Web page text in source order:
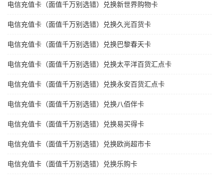
电信充值卡（面值千万别选错）兑换新世界购物卡
电信充值卡（面值千万别选错）兑换久光百货卡
电信充值卡（面值千万别选错）兑换巴黎春天卡
电信充值卡（面值千万别选错）兑换太平洋百货汇点卡
电信充值卡（面值千万别选错）兑换永安百货汇点卡
电信充值卡（面值千万别选错）兑换八佰伴卡
电信充值卡（面值千万别选错）兑换易买得卡
电信充值卡（面值千万别选错）兑换欧尚超市卡
电信充值卡（面值千万别选错）兑换乐购卡